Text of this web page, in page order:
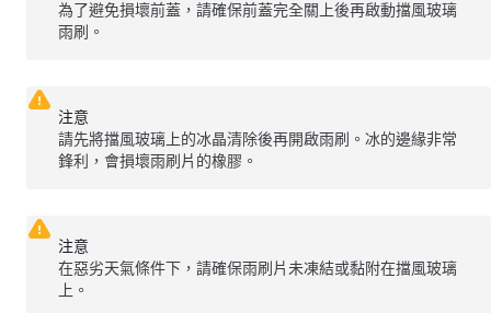
為了避免損壞前蓋，請確保前蓋完全關上後再啟動擋風玻璃
雨刷。
注意
請先將擋風玻璃上的冰晶清除後再開啟雨刷。冰的邊緣非常
鋒利，會損壞雨刷片的橡膠。
注意
在惡劣天氣條件下，請確保雨刷片未凍結或黏附在擋風玻璃
上。